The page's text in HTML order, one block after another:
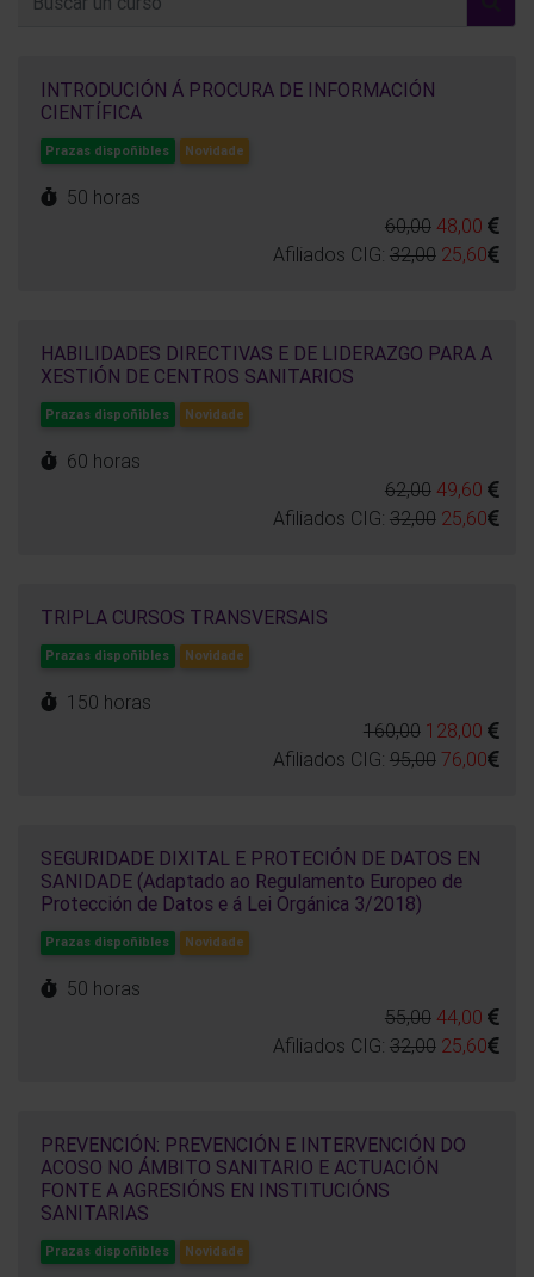
INTRODUCIÓN Á PROCURA DE INFORMACIÓN
CIENTÍFICA
Prazas dispoñibles Novidade
50 horas
60,00 48,00
Afiliados CIG: 32,00 25,60
HABILIDADES DIRECTIVAS E DE LIDERAZGO PARA A
XESTIÓN DE CENTROS SANITARIOS
Prazas dispoñibles Novidade
60 horas
62,00 49,60
Afiliados CIG: 32,00 25,60
TRIPLA CURSOS TRANSVERSAIS
Prazas dispoñibles Novidade
150 horas
160,00 128,00
Afiliados CIG: 95,00 76,00
SEGURIDADE DIXITAL E PROTECIÓN DE DATOS EN
SANIDADE (Adaptado ao Regulamento Europeo de
Protección de Datos e á Lei Orgánica 3/2018)
Prazas dispoñibles Novidade
50 horas
55,00 44,00
Afiliados CIG: 32,00 25,60
PREVENCIÓN: PREVENCIÓN E INTERVENCIÓN DO
ACOSO NO ÁMBITO SANITARIO E ACTUACIÓN
FONTE A AGRESIÓNS EN INSTITUCIÓNS
SANITARIAS
Prazas dispoñibles Novidade